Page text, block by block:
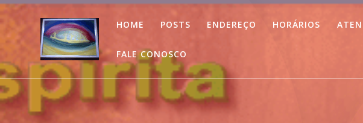
Skip
to
content
HOME POSTS ENDEREÇO HORÁRIOS
FALE CONOSCO